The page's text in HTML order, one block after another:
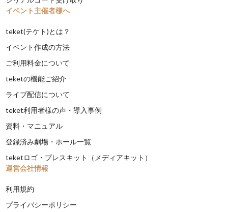
イベント主催者様へ
teket(テケト)とは？
イベント作成の方法
ご利用料金について
teketの機能ご紹介
ライブ配信について
teket利用者様の声・導入事例
資料・マニュアル
登録済み劇場・ホール一覧
teketロゴ・プレスキット（メディアキット）
運営会社情報
利用規約
プライバシーポリシー